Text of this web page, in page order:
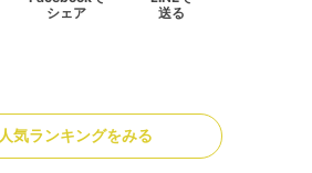
シェア
送る
人気ランキングをみる